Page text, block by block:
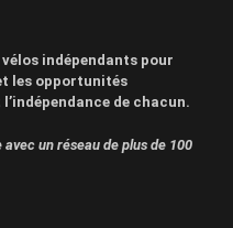
indépendants pour
les opportunités
de chacun.
un réseau de plus de 100